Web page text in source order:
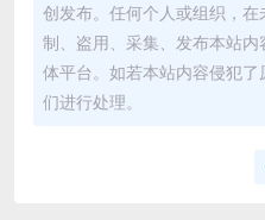
创发布。任何个人或组织，
制、盗用、采集、发布本站
体平台。如若本站内容侵犯
们进行处理。